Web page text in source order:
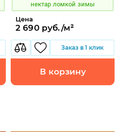
нектар ломкой зимы
Цена
2 690 руб./м²
Заказ в 1 клик
В корзину